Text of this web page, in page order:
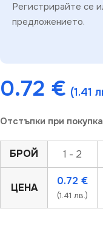
Регистрирайте се
предложението.
0.72 € (1.41
Отстъпки при
БРОЙ 1 - 2
ЦЕНА
0.72 €
(1.41 лв.)